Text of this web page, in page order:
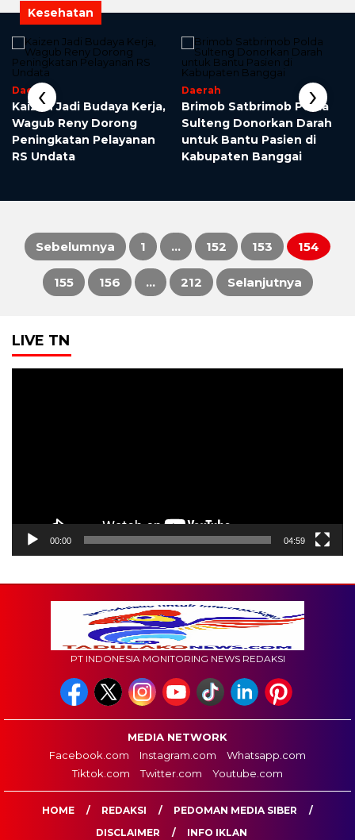
Kesehatan
Daerah
Kaizen Jadi Budaya Kerja,
Wagub Reny Dorong
Peningkatan Pelayanan
RS Undata
Daerah
Brimob Satbrimob Polda
Sulteng Donorkan Darah
untuk Bantu Pasien di
Kabupaten Banggai
‹ ›
Paginasi
Sebelumnya 1 … 152 153 154
155 156 … 212 Selanjutnya
LIVE TN
00:00 04:59
PT INDONESIA MONITORING NEWS REDAKSI
MEDIA NETWORK
Facebook.com
Instagram.com
Whatsapp.com
Tiktok.com
Twitter.com Youtube.com
HOME REDAKSI
PEDOMAN MEDIA SIBER
DISCLAIMER
INFO IKLAN